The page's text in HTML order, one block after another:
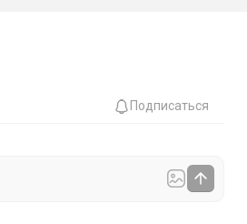
Подписаться